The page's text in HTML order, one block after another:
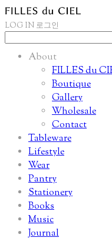
LOG IN 로그인
About
FILLES du
Boutique
Gallery
Wholesale
Contact
Tableware
Lifestyle
Wear
Pantry
Stationery
Books
Music
Journal